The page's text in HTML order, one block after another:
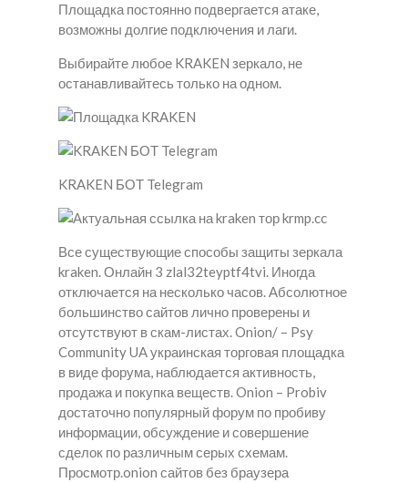
Площадка постоянно подвергается атаке,
возможны долгие подключения и лаги.
Выбирайте любое KRAKEN зеркало, не
останавливайтесь только на одном.
KRAKEN БОТ Telegram
Все существующие способы защиты зеркала
kraken. Онлайн 3 zlal32teyptf4tvi. Иногда
отключается на несколько часов. Абсолютное
большинство сайтов лично проверены и
отсутствуют в скам-листах. Onion/ – Psy
Community UA украинская торговая площадка
в виде форума, наблюдается активность,
продажа и покупка веществ. Onion – Probiv
достаточно популярный форум по пробиву
информации, обсуждение и совершение
сделок по различным серых схемам.
Просмотр.onion сайтов без браузера